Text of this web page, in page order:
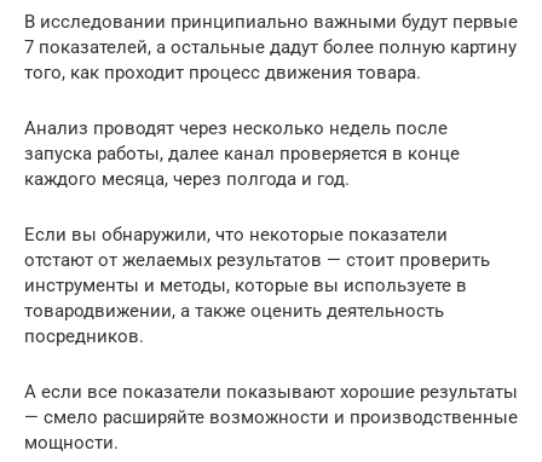
В исследовании принципиально важными будут первые
7 показателей, а остальные дадут более полную картину
того, как проходит процесс движения товара.
Анализ проводят через несколько недель после
запуска работы, далее канал проверяется в конце
каждого месяца, через полгода и год.
Если вы обнаружили, что некоторые показатели
отстают от желаемых результатов — стоит проверить
инструменты и методы, которые вы используете в
товародвижении, а также оценить деятельность
посредников.
А если все показатели показывают хорошие результаты
— смело расширяйте возможности и производственные
мощности.